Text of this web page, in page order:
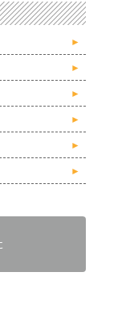
►
►
►
►
►
►